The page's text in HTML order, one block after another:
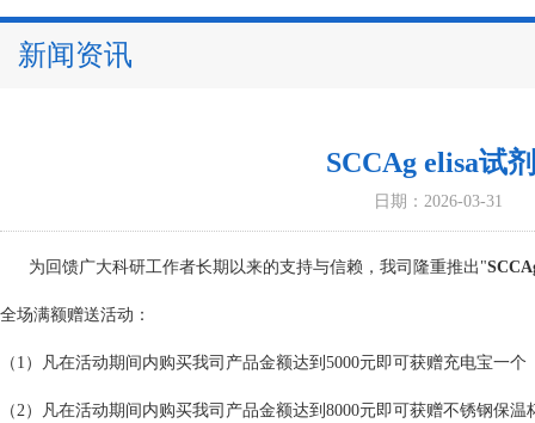
新闻资讯
SCCAg elisa试
日期：2026-03-31
为回馈广大科研工作者长期以来的支持与信赖，我司隆重推出"
全场满额赠送活动：
（1）凡在活动期间内购买我司产品金额达到5000元即可获赠充电宝一
（2）凡在活动期间内购买我司产品金额达到8000元即可获赠不锈钢保